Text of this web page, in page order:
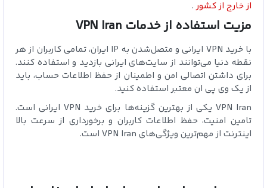
از خارج از کشور .
مزیت استفاده از خدمات VPN Iran
با خرید VPN ایرانی و متصل‌شدن به IP ایران، تمامی کاربران از هر
نقطه دنیا می‌توانند از سایت‌های ایرانی بازدید و استفاده کنند.
برای داشتن اتصالی امن و اطمینان از حفظ اطلاعات حساب، باید
از یک وی پی ان معتبر استفاده کنید.
VPN Iran یکی از بهترین گزینه‌ها برای خرید VPN ایرانی است.
تامین امنیت، حفظ اطلاعات کاربران و برخورداری از سرعت بالا
اینترنت از مهم‌ترین ویژگی‌های VPN Iran است.